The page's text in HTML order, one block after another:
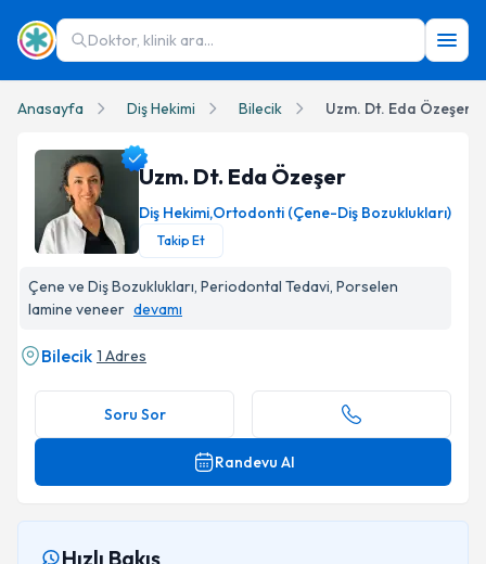
Doktor, klinik ara...
Anasayfa Diş Hekimi Bilecik Uzm. Dt. Eda Özeşer
Uzm. Dt. Eda Özeşer
Diş Hekimi,Ortodonti (Çene-Diş Bozuklukları)
Takip Et
Çene ve Diş Bozuklukları, Periodontal Tedavi, Porselen
lamine veneer devamı
Bilecik 1 Adres
Soru Sor
Randevu Al
Hızlı Bakış